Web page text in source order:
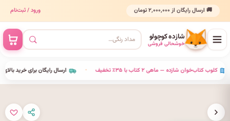
🚚 ارسال رایگان از ۲٬۰۰۰٬۰۰۰ تومان ورود / ثبت‌نام
شازده کوچولو
خوشحالی فروشی
ارسال رایگان برای خرید بالای • کلوب کتاب‌خوان شازده — ماهی ۲ کتاب با ۳۵٪ تخفیف •